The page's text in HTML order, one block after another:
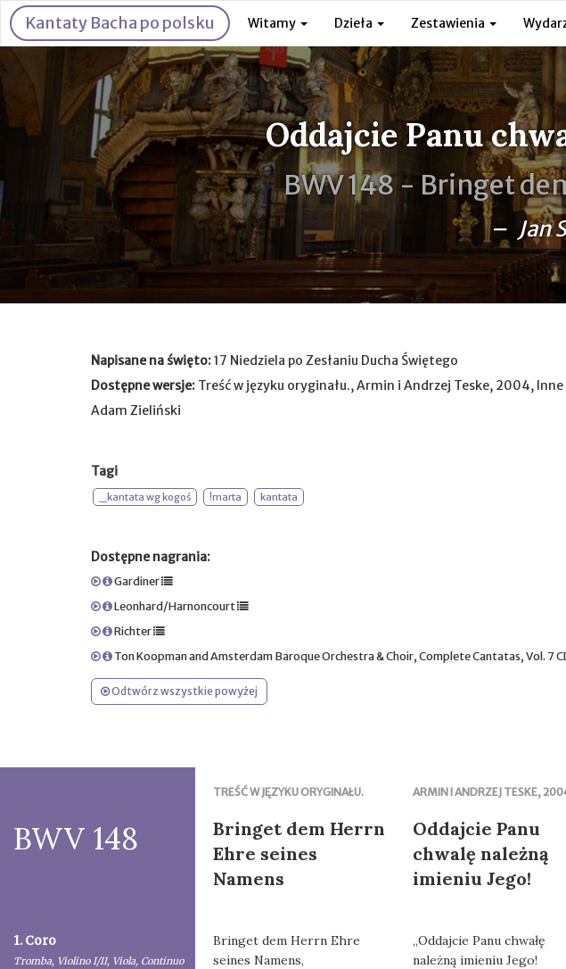
Kantaty Bacha po polsku Witamy Dzieła Zestawienia
Oddajcie Panu
BWV 148 - Bringet
– Jan
Napisane na święto:17 Niedziela po Zesłaniu Ducha Świętego
Dostępne wersje: Treść w języku oryginału., Armin i Andrzej Teske, 2004, Inne
Adam Zieliński
Tagi
_kantata wg kogoś !marta kantata
Dostępne nagrania:
Gardiner
Leonhard/Harnoncourt
Richter
Ton Koopman and Amsterdam Baroque Orchestra & Choir, Complete Cantatas, Vol. 7
Odtwórz wszystkie powyżej
TREŚĆ W JĘZYKU ORYGINAŁU. ARMIN I ANDRZEJ TESKE,
BWV 148
Bringet dem Herrn
Ehre seines
Namens
Oddajcie Panu
chwalę należną
imieniu Jego!
1. Coro
Tromba, Violino I/II, Viola, Continuo
Bringet dem Herrn Ehre
seines Namens,
„Oddajcie Panu chwałę
należną imieniu Jego!